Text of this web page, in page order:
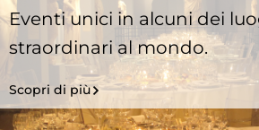
Eventi unici in alcuni dei
straordinari al mondo.
Scopri di più